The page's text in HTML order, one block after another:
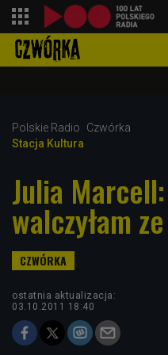
Polskie Radio
Czwórka
Stacja Kultura
Julia
walczyłam
ostatnia aktualizacja:
03.10.2011 18:40